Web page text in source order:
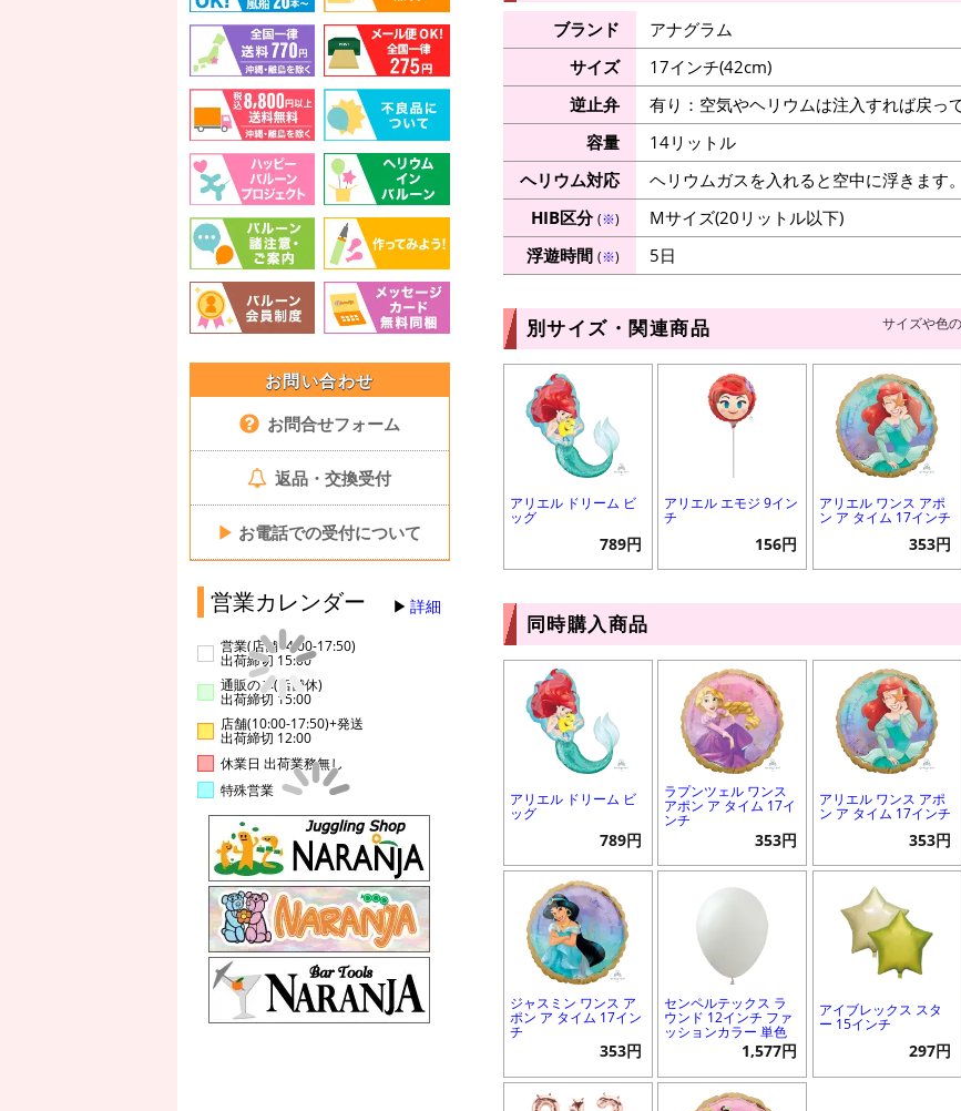
お問い合わせ
お問合せフォーム
返品・交換受付
▶ お電話での受付について
営業カレンダー 詳細
営業(店舗14:00-17:50)
出荷締切 15:00
通販のみ(店舗休)
出荷締切 15:00
店舗(10:00-17:50)+発送
出荷締切 12:00
休業日 出荷業務無し
特殊営業
ブランド
アナグラム
サイズ
17インチ(42cm)
逆止弁
有り：空気やヘリウムは注入すれば戻っ
容量
14リットル
ヘリウム対応
ヘリウムガスを入れると空中に浮きます。
HIB区分(※)
Mサイズ(20リットル以下)
浮遊時間 (※) 5日
別サイズ・関連商品 サイズや色
アリエル ドリーム ビ
ッグ
789円
アリエル エモジ 9イン
チ
156円
アリエル ワンス アポ
ン ア タイム 17インチ
353円
同時購入商品
アリエル ドリーム ビ
ッグ
789円
ラプンツェル ワンス
アポン ア タイム 17イ
ンチ
353円
アリエル ワンス アポ
ン ア タイム 17インチ
353円
ジャスミン ワンス ア
ポン ア タイム 17イン
チ
353円
センペルテックス ラ
ウンド 12インチ ファ
ッションカラー 単色
1,577円
アイブレックス スタ
ー 15インチ
297円